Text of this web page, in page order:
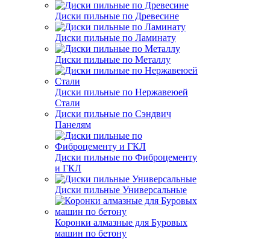
Диски пильные по Древесине
Диски пильные по Ламинату
Диски пильные по Металлу
Диски пильные по Нержавеюей
Стали
Диски пильные по Сэндвич
Панелям
Диски пильные по Фиброцементу
и ГКЛ
Диски пильные Универсальные
Коронки алмазные для Буровых
машин по бетону